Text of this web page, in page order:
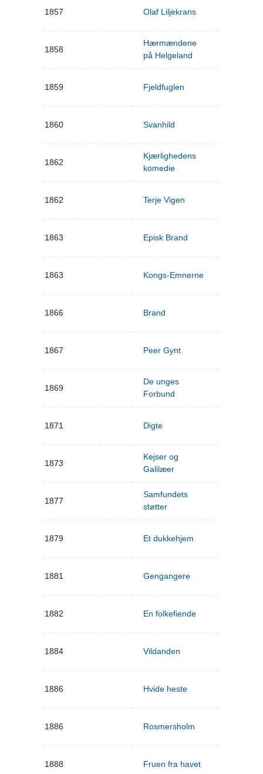
1857 Olaf Liljekrans
1858
Hærmændene
på Helgeland
1859 Fjeldfuglen
1860 Svanhild
1862
Kjærlighedens
komedie
1862 Terje Vigen
1863 Episk Brand
1863 Kongs-Emnerne
1866 Brand
1867 Peer Gynt
1869
De unges
Forbund
1871 Digte
1873
Kejser og
Galilæer
1877
Samfundets
støtter
1879 Et dukkehjem
1881 Gengangere
1882 En folkefiende
1884 Vildanden
1886 Hvide heste
1886 Rosmersholm
1888 Fruen fra havet